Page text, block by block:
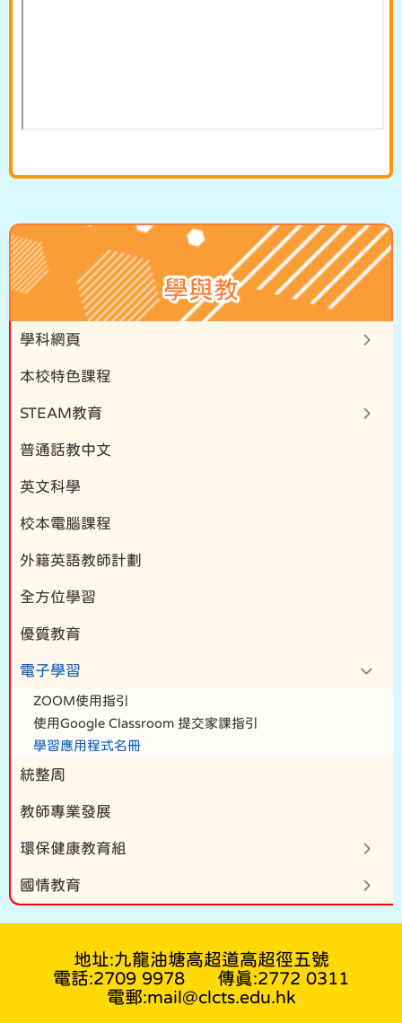
學與教
學科網頁
本校特色課程
STEAM教育
普通話教中文
英文科學
校本電腦課程
外籍英語教師計劃
全方位學習
優質教育
電子學習
ZOOM使用指引
使用Google Classroom 提交家課指引
學習應用程式名冊
統整周
教師專業發展
環保健康教育組
國情教育
地址:九龍油塘高超道高超徑五號
電話:2709 9978
傳真:2772 0311
電郵:mail@clcts.edu.hk